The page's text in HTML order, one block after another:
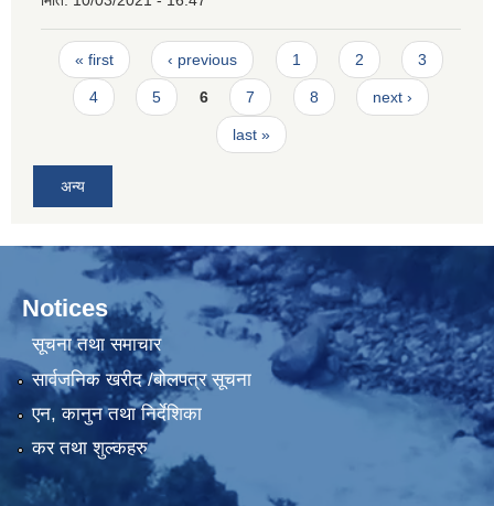
Pages
« first ‹ previous 1 2 3
4 5 6 7 8 next ›
last »
अन्य
Notices
सूचना तथा समाचार
सार्वजनिक खरीद /बोलपत्र सूचना
एन, कानुन तथा निर्देशिका
कर तथा शुल्कहरु